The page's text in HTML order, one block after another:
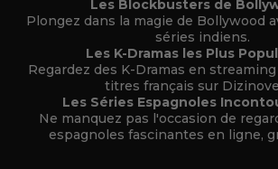
Les Blockbusters de
Plongez dans la magie de Bollywood
séries indiens.
Les K-Dramas les Plus
Regardez des K-Dramas en
titres français sur
Les Séries Espagnoles
Ne manquez pas l'occasion de
espagnoles fascinantes en ligne,